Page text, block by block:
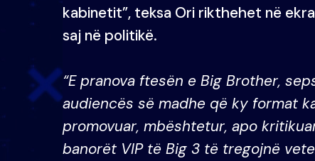
kabinetit”, teksa Ori rikthehet në
saj në politikë.
“E pranova ftesën e Big Brother,
audiencës së madhe që ky format
promovuar, mbështetur, apo
banorët VIP të Big 3 të tregojnë